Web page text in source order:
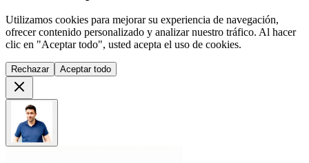
Utilizamos cookies para mejorar su experiencia de navegación,
ofrecer contenido personalizado y analizar nuestro tráfico. Al hacer
clic en "Aceptar todo", usted acepta el uso de cookies.
Rechazar Aceptar todo